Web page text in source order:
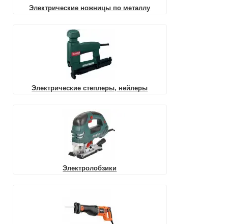
Электрические ножницы по металлу
Электрические степлеры, нейлеры
Электролобзики